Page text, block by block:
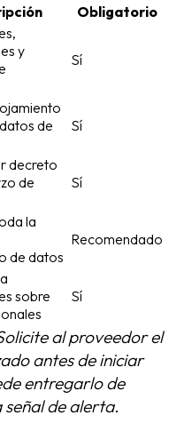
Obligatorio
y
Sí
de
Sí
decreto
de
Sí
la
de datos
Recomendado
sobre
Sí
al proveedor el
antes de iniciar
entregarlo de
señal de alerta.